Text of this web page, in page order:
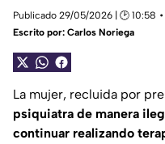
Publicado 29/05/2026 | 🕑 10:58
Escrito por: Carlos Noriega
La mujer, recluida por
psiquiatra de manera
continuar realizando